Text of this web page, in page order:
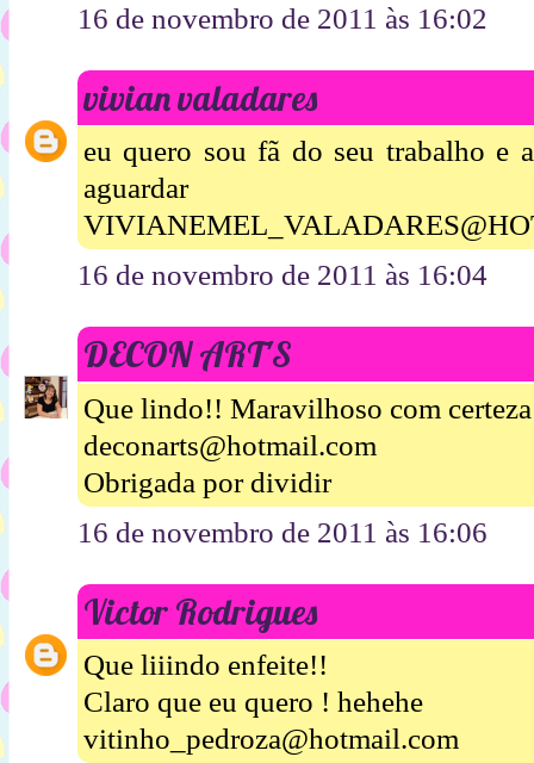
16 de novembro de 2011 às 16:02
vivian valadares
eu quero sou fã do seu trabalho e
aguardar
16 de novembro de 2011 às 16:04
DECON ART'S
Que lindo!! Maravilhoso com
deconarts@hotmail.com
Obrigada por dividir
16 de novembro de 2011 às 16:06
Victor Rodrigues
Que liiindo enfeite!!
Claro que eu quero ! hehehe
vitinho_pedroza@hotmail.com